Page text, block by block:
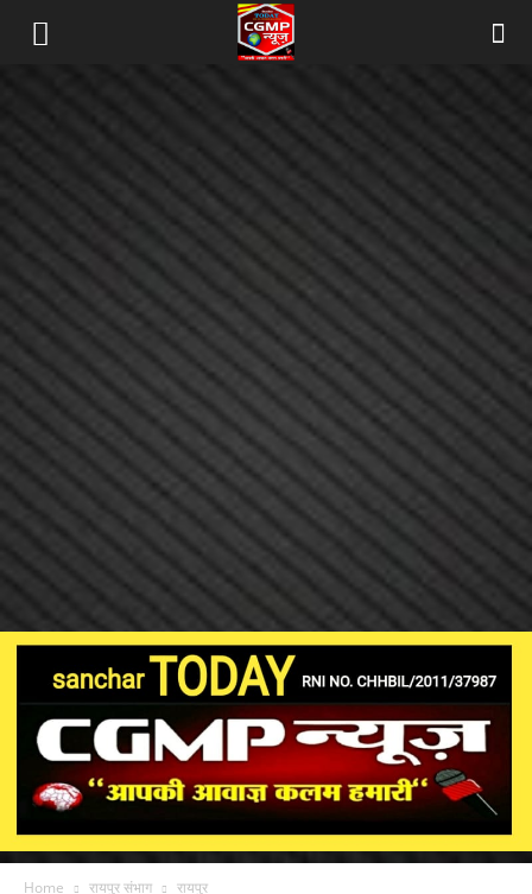
Home रायपुर संभाग रायपुर